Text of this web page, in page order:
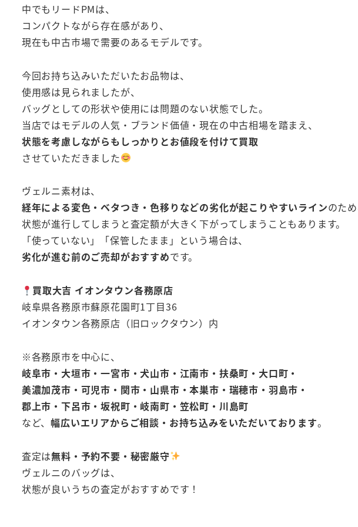
中でもリードPMは、
コンパクトながら存在感があり、
現在も中古市場で需要のあるモデルです。
今回お持ち込みいただいたお品物は、
使用感は見られましたが、
バッグとしての形状や使用には問題のない状態でした。
当店ではモデルの人気・ブランド価値・現在の中古相場を踏まえ、
状態を考慮しながらもしっかりとお値段を付けて買取
させていただきました
ヴェルニ素材は、
経年による変色・ベタつき・色移りなどの劣化が起こりやすいラインのため
状態が進行してしまうと査定額が大きく下がってしまうこともあります。
「使っていない」「保管したまま」という場合は、
劣化が進む前のご売却がおすすめです。
買取大吉 イオンタウン各務原店
岐阜県各務原市蘇原花園町1丁目36
イオンタウン各務原店（旧ロックタウン）内
※各務原市を中心に、
岐阜市・大垣市・一宮市・犬山市・江南市・扶桑町・大口町・
美濃加茂市・可児市・関市・山県市・本巣市・瑞穂市・羽島市・
郡上市・下呂市・坂祝町・岐南町・笠松町・川島町
など、幅広いエリアからご相談・お持ち込みをいただいております。
査定は無料・予約不要・秘密厳守
ヴェルニのバッグは、
状態が良いうちの査定がおすすめです！